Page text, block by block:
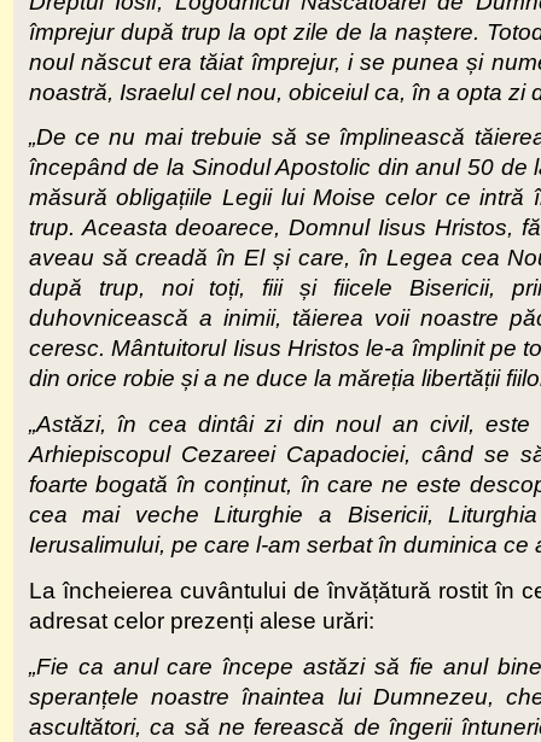
împrejur după trup la opt zile de la naștere.
noul născut era tăiat împrejur, i se punea și
noastră, Israelul cel nou, obiceiul ca, în a opta zi
„De ce nu mai trebuie să se împlinească
începând de la Sinodul Apostolic din anul 50
măsură obligațiile Legii lui Moise celor ce
trup. Aceasta deoarece, Domnul Iisus Hristos,
aveau să creadă în El și care, în Legea cea
după trup, noi toți, fiii și fiicele Bisericii,
duhovnicească a inimii, tăierea voii noastre
ceresc. Mântuitorul Iisus Hristos le-a împlinit pe
din orice robie și a ne duce la măreția libertății
„Astăzi, în cea dintâi zi din noul an civil,
Arhiepiscopul Cezareei Capadociei, când se
foarte bogată în conținut, în care ne este
cea mai veche Liturghie a Bisericii,
Ierusalimului, pe care l-am serbat în duminica
La încheierea cuvântului de învățătură rostit în
adresat celor prezenți alese urări:
„Fie ca anul care începe astăzi să fie anul
speranțele noastre înaintea lui Dumnezeu,
ascultători, ca să ne ferească de îngerii